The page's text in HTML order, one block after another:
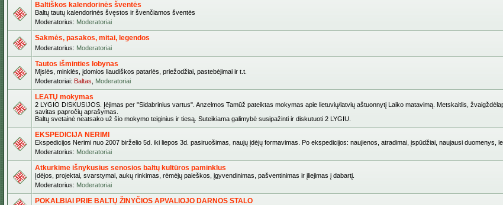
Baltiškos kalendorinės šventės
Baltų tautų kalendorinės švęstos ir švenčiamos šventės
Moderatorius: Moderatoriai
Sakmės, pasakos, mitai, legendos
Moderatorius: Moderatoriai
Tautos išminties lobynas
Mįslės, minklės, įdomios liaudiškos patarlės, priežodžiai, pastebėjimai ir t.t.
Moderatoriai: Baltas Moderatoriai
LEATŲ mokymas
2 LYGIO DISKUSIJOS. Įėjimas per "Sidabrinius vartus". Anzelmos Tamūž pateiktas mokymas apie lietuvių/latvių aštuonnytį Laiko matavimą. Metskaitlis,
savitas papročių aprašymas.
Baltų svetainė neatsako už šio mokymo teiginius ir tiesą. Suteikiama galimybė susipažinti ir diskutuoti 2 LYGIU.
EKSPEDICIJA NERIMI
Ekspedicijos Nerimi nuo 2007 birželio 5d. iki liepos 3d. pasiruošimas, naujų įdėjų formavimas. Po ekspedicijos: naujienos, atradimai, įspūdžiai, naujausi duomenys,
Moderatorius: Moderatoriai
Atkurkime išnykusius senosios baltų kultūros paminklus
Įdėjos, projektai, svarstymai, aukų rinkimas, rėmėjų paieškos, įgyvendinimas, pašventinimas ir įliejimas į dabartį.
Moderatorius: Moderatoriai
POKALBIAI PRIE BALTŲ ŽINYČIOS APVALIOJO DARNOS STALO